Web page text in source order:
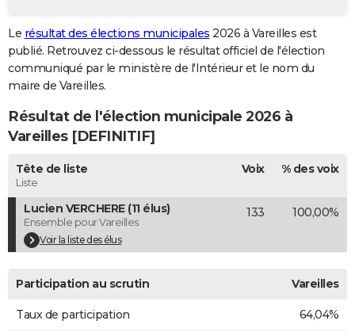
GUIDES D'ACHAT
BONS PLANS
CARTE DE VOEUX
Carte de Noël
Carte Bonne année
Carte Saint-Valentin
Carte Pâques
Carte d'anniversaire
DICTIONNAIRE
Dictionnaire
Biographies
Citations
Expressions
Proverbes
PROGRAMME TV
COPAINS D'AVANT
S'inscrire
Se connecter
Lycées
Collèges
Primaires
Universités
Entreprises
Service militaire
Avis de recherche
AVIS DE DÉCÈS
FORUM
Le résultat des élections municipales 2026 à Vareilles est
publié. Retrouvez ci-dessous le résultat officiel de l'élection
communiqué par le ministère de l'Intérieur et le nom du
maire de Vareilles.
Résultat de l'élection municipale 2026 à
Vareilles [DEFINITIF]
Tête de liste
Liste
Voix % des voix
Lucien VERCHERE (11 élus)
Ensemble pour Vareilles
Voir la liste des élus
133 100,00%
Participation au scrutin Vareilles
Taux de participation 64,04%